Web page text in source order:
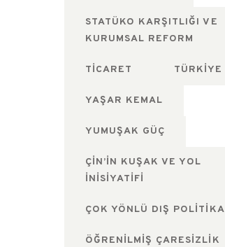
STATÜKO KARŞITLIĞI VE
KURUMSAL REFORM
TICARET TÜRKIYE
YAŞAR KEMAL
YUMUŞAK GÜÇ
ÇIN’IN KUŞAK VE YOL
İNISIYATIFI
ÇOK YÖNLÜ DIŞ POLITIKA
ÖĞRENILMIŞ ÇARESIZLIK